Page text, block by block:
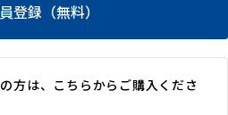
登録（無料）
方は、こちらからご購入くださ